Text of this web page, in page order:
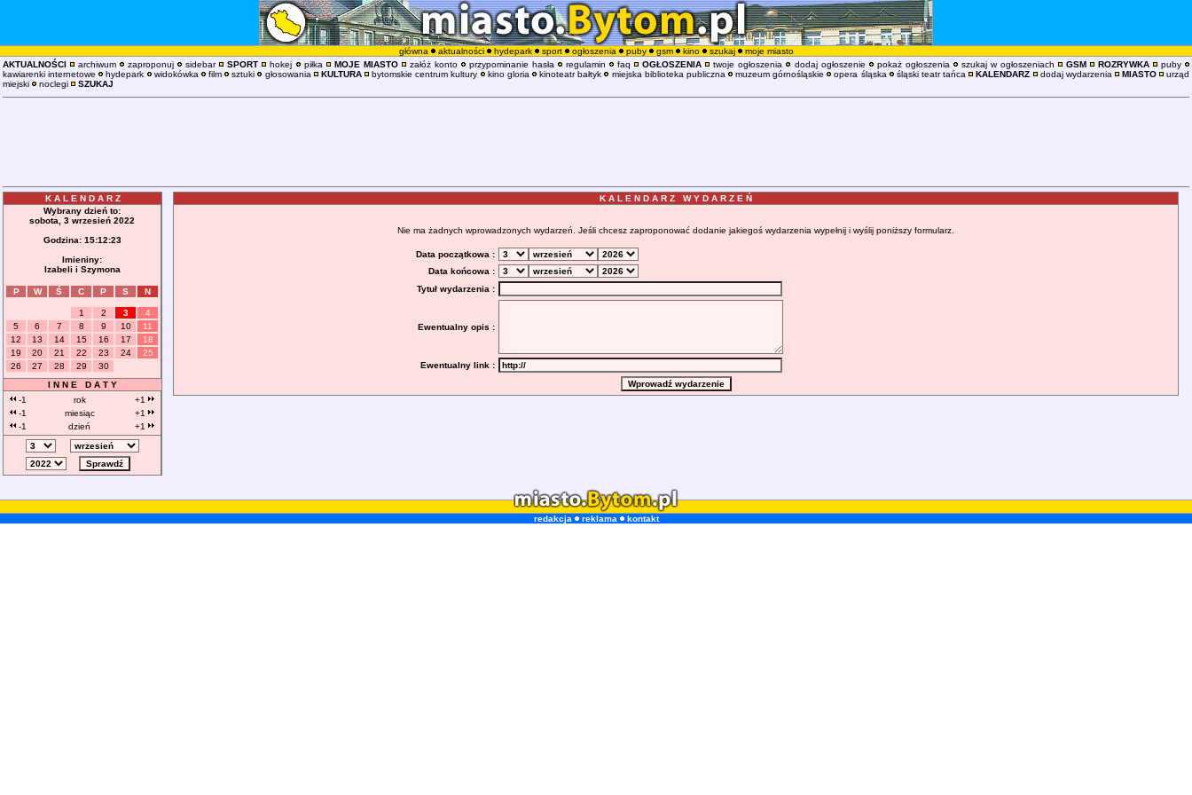
główna aktualności hydepark sport ogłoszenia puby gsm kino szukaj
moje miasto
AKTUALNOŚCI
archiwum zaproponuj sidebar SPORT hokej piłka MOJE MIASTO załóż konto przypominanie hasła regulamin faq OGŁOSZENIA twoje ogłoszenia dodaj ogłoszenie pokaż ogłoszenia szukaj w ogłoszeniach GSM ROZRYWKA
puby
kawiarenki internetowe
hydepark widokówka film sztuki głosowania KULTURA bytomskie centrum kultury kino gloria kinoteatr bałtyk miejska biblioteka publiczna muzeum górnośląskie opera śląska śląski teatr tańca KALENDARZ dodaj wydarzenia MIASTO
urząd
miejski
noclegi SZUKAJ
K A L E N D A R Z
Wybrany dzień to:
sobota, 3 wrzesień 2022
Godzina: 15:12:23
Imieniny:
Izabeli i Szymona
P W Ś C P S N
1 2 3
4
5
6 7 8 9 10
11
12
13 14 15 16 17
18
19
20 21 22 23 24
25
26
27 28 29
30
I N N E D A T Y
-1
rok
+1
-1
miesiąc
+1
-1
dzień +1
K A L E N D A R Z W Y D A R Z E Ń
Nie ma żadnych wprowadzonych wydarzeń. Jeśli chcesz zaproponować dodanie jakiegoś wydarzenia wypełnij i wyślij poniższy formularz.
Data początkowa :
Data końcowa :
Tytuł wydarzenia :
Ewentualny opis :
Ewentualny link :
redakcja reklama kontakt